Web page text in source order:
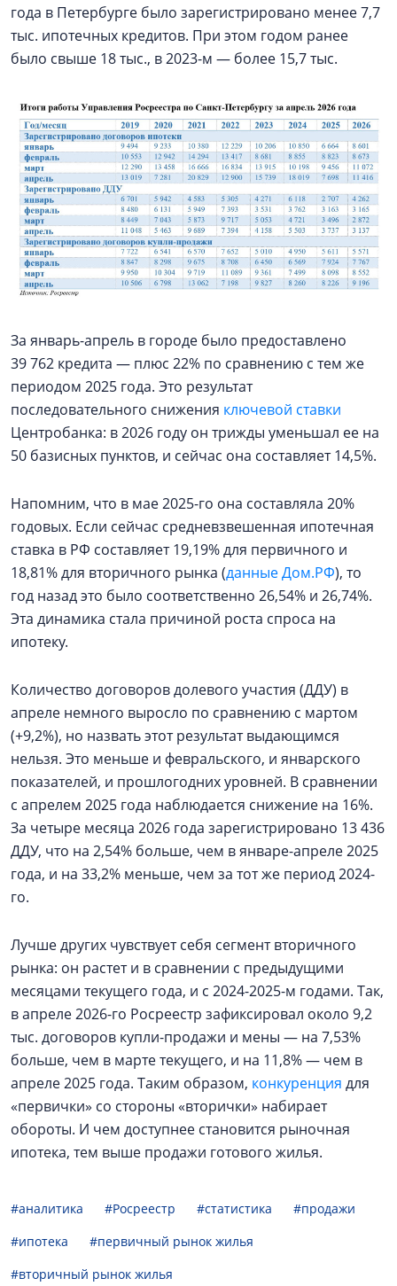
года в Петербурге было зарегистрировано менее 7,7
тыс. ипотечных кредитов. При этом годом ранее
было свыше 18 тыс., в 2023-м — более 15,7 тыс.
За январь-апрель в городе было предоставлено
39 762 кредита — плюс 22% по сравнению с тем же
периодом 2025 года. Это результат
последовательного снижения ключевой ставки
Центробанка: в 2026 году он трижды уменьшал ее на
50 базисных пунктов, и сейчас она составляет 14,5%.
Напомним, что в мае 2025-го она составляла 20%
годовых. Если сейчас средневзвешенная ипотечная
ставка в РФ составляет 19,19% для первичного и
18,81% для вторичного рынка (данные Дом.РФ), то
год назад это было соответственно 26,54% и 26,74%.
Эта динамика стала причиной роста спроса на
ипотеку.
Количество договоров долевого участия (ДДУ) в
апреле немного выросло по сравнению с мартом
(+9,2%), но назвать этот результат выдающимся
нельзя. Это меньше и февральского, и январского
показателей, и прошлогодних уровней. В сравнении
с апрелем 2025 года наблюдается снижение на 16%.
За четыре месяца 2026 года зарегистрировано 13 436
ДДУ, что на 2,54% больше, чем в январе-апреле 2025
года, и на 33,2% меньше, чем за тот же период 2024-
го.
Лучше других чувствует себя сегмент вторичного
рынка: он растет и в сравнении с предыдущими
месяцами текущего года, и с 2024-2025-м годами. Так,
в апреле 2026-го Росреестр зафиксировал около 9,2
тыс. договоров купли-продажи и мены — на 7,53%
больше, чем в марте текущего, и на 11,8% — чем в
апреле 2025 года. Таким образом, конкуренция для
«первички» со стороны «вторички» набирает
обороты. И чем доступнее становится рыночная
ипотека, тем выше продажи готового жилья.
#аналитика #Росреестр #статистика
#продажи
#ипотека
#первичный рынок жилья
#вторичный рынок жилья